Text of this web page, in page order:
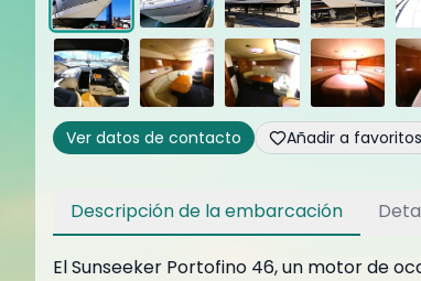
Ver datos de contacto Añadir a favoritos
Descripción de la embarcación
El Sunseeker Portofino 46, un motor de